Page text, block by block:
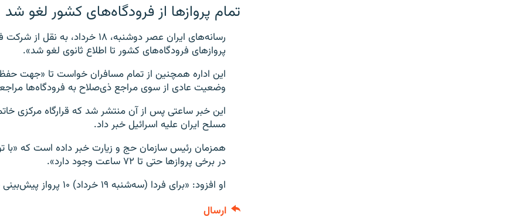
تمام پروازها از فرودگاه‌های کشور لغو شد
رسانه‌های ایران عصر دوشنبه، ۱۸
پروازهای فرودگاه‌های کشور تا اطلاع ثانوی لغو شد».
این اداره همچنین از تمام مسافران خواست تا «جهت
وضعیت عادی از سوی مراجع ذی‌صلاح به فرودگاه‌ها
این خبر ساعتی پس از آن منتشر شد که قرارگاه مرکزی
مسلح ایران علیه اسرائیل خبر داد.
همزمان رئیس سازمان حج و زیارت خبر داده است که «با
در برخی پروازها حتی تا ۷۲ ساعت وجود دارد».
او افزود: «برای فردا (سه‌شنبه ۱۹ خرداد) ۱۰ پرواز پیش‌بینی شده که امیدواریم بخش عمده آن‌ها انجام شود».
ارسال